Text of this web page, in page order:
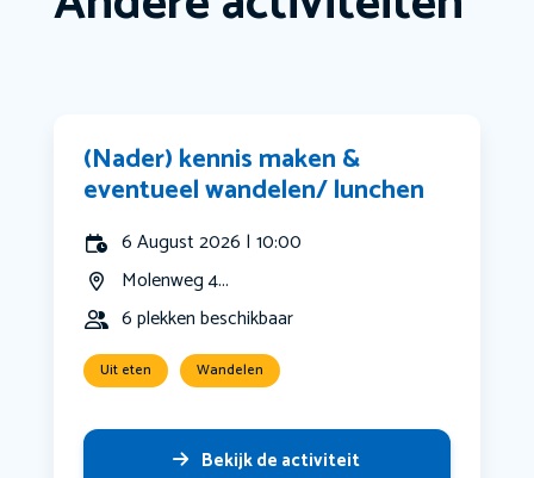
(Nader) kennis maken &
eventueel wandelen/ lunchen
6 August 2026 | 10:00
Molenweg 4...
6 plekken beschikbaar
Uit eten Wandelen
Bekijk de activiteit